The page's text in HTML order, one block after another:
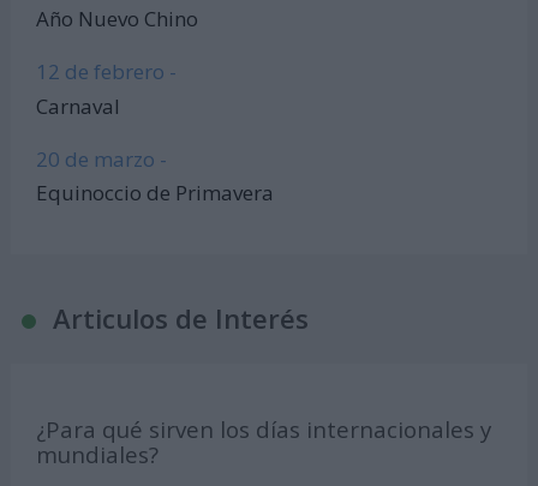
Año Nuevo Chino
12 de febrero -
Carnaval
20 de marzo -
Equinoccio de Primavera
Articulos de Interés
¿Para qué sirven los días internacionales y
mundiales?